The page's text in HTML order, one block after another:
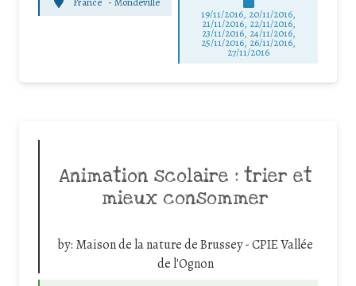
19/11/2016, 20/11/2016,
21/11/2016, 22/11/2016,
23/11/2016, 24/11/2016,
25/11/2016, 26/11/2016,
27/11/2016
Animation scolaire : trier et
mieux consommer
by: Maison de la nature de Brussey - CPIE Vallée
de l'Ognon